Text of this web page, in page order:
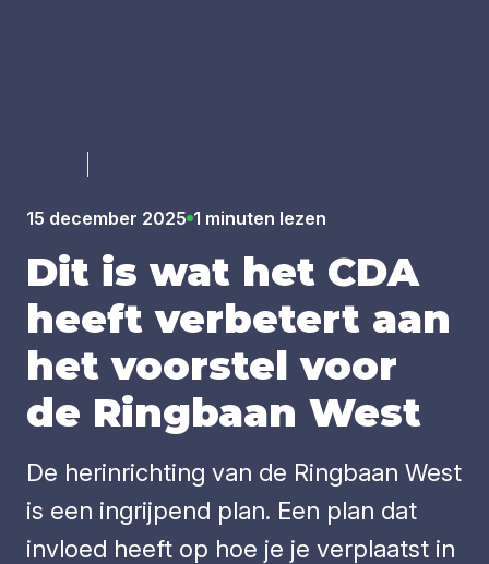
15 december 2025 1 minuten lezen
Dit is wat het CDA
heeft ver­be­tert aan
het voor­stel voor
de Ring­baan West
De herinrichting van de Ringbaan West
is een ingrijpend plan. Een plan dat
invloed heeft op hoe je je verplaatst in